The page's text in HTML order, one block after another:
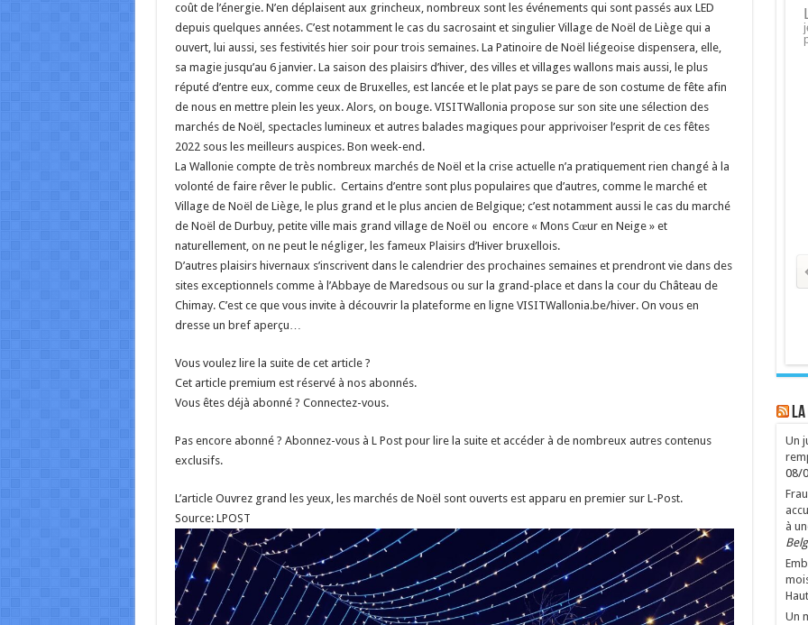
coût de l’énergie. N’en déplaisent aux grincheux, nombreux sont les événements qui sont passés aux LED
depuis quelques années. C’est notamment le cas du sacrosaint et singulier Village de Noël de Liège qui a
ouvert, lui aussi, ses festivités hier soir pour trois semaines. La Patinoire de Noël liégeoise dispensera, elle,
sa magie jusqu’au 6 janvier. La saison des plaisirs d’hiver, des villes et villages wallons mais aussi, le plus
réputé d’entre eux, comme ceux de Bruxelles, est lancée et le plat pays se pare de son costume de fête afin
de nous en mettre plein les yeux. Alors, on bouge. VISITWallonia propose sur son site une sélection des
marchés de Noël, spectacles lumineux et autres balades magiques pour apprivoiser l’esprit de ces fêtes
2022 sous les meilleurs auspices. Bon week-end.
La Wallonie compte de très nombreux marchés de Noël et la crise actuelle n’a pratiquement rien changé à la
volonté de faire rêver le public. Certains d’entre sont plus populaires que d’autres, comme le marché et
Village de Noël de Liège, le plus grand et le plus ancien de Belgique; c’est notamment aussi le cas du marché
de Noël de Durbuy, petite ville mais grand village de Noël ou encore « Mons Cœur en Neige » et
naturellement, on ne peut le négliger, les fameux Plaisirs d’Hiver bruxellois.
D’autres plaisirs hivernaux s’inscrivent dans le calendrier des prochaines semaines et prendront vie dans des
sites exceptionnels comme à l’Abbaye de Maredsous ou sur la grand-place et dans la cour du Château de
Chimay. C’est ce que vous invite à découvrir la plateforme en ligne VISITWallonia.be/hiver. On vous en
dresse un bref aperçu…
Vous voulez lire la suite de cet article ?
Cet article premium est réservé à nos abonnés.
Vous êtes déjà abonné ? Connectez-vous.
Pas encore abonné ? Abonnez-vous à L Post pour lire la suite et accéder à de nombreux autres contenus
exclusifs.
L’article Ouvrez grand les yeux, les marchés de Noël sont ouverts est apparu en premier sur L-Post.
Source: LPOST
Un
08/
à
Un